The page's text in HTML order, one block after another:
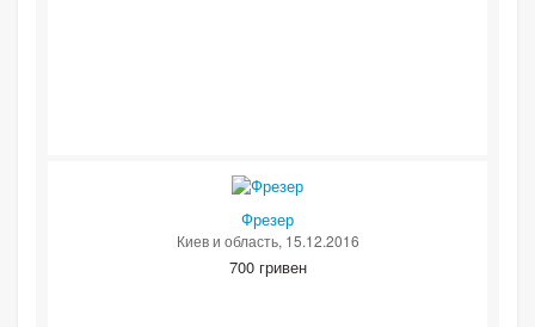
Фрезер
Киев и область, 15.12.2016
700 гривен